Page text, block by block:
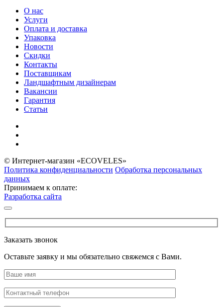
О нас
Услуги
Оплата и доставка
Упаковка
Новости
Скидки
Контакты
Поставщикам
Ландшафтным дизайнерам
Вакансии
Гарантия
Статьи
© Интернет-магазин «ECOVELES»
Политика конфиденциальности Обработка персональных
данных
Принимаем к оплате:
Разработка сайта
Заказать звонок
Оставьте заявку и мы обязательно свяжемся с Вами.